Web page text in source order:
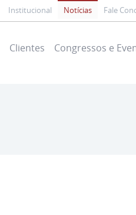
Institucional Notícias Fale
Clientes Congressos e